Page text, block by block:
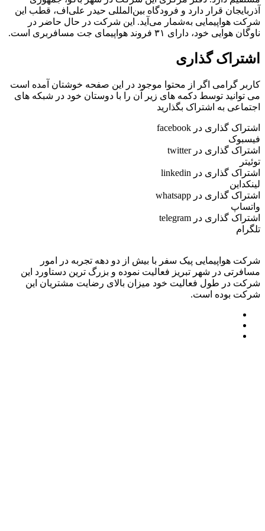
آذربایجان قرار دارد و فرودگاه بین‌المللی حیدر علی‌اف، قطب این
شرکت هواپیمایی به‌شمار می‌آید. این شرکت در حال حاضر در
ناوگان هوایی خود، دارای ۳۱ فروند هواپیمای جت مسافربری است.
اشتراک گذاری
کاربر گرامی اگر از محتوا موجود در این صفحه خوشتان آمده است
می توانید توسط دکمه های زیر آن را با دوستان خود در شبکه های
اجتماعی به اشتراک بگذارید
اشتراک گذاری در facebook
فیسبوک
اشتراک گذاری در twitter
توئیتر
اشتراک گذاری در linkedin
لینکداین
اشتراک گذاری در whatsapp
واتساپ
اشتراک گذاری در telegram
تلگرام
شرکت هواپیمایی پیک سفر با بیش از دو دهه تجربه در امور
مسافرتی در شهر تبریز فعالیت نموده و بزرگ ترین دستاورد این
شرکت در طول فعالیت خود میزان بالای رضایت مشتریان این
شرکت بوده است.